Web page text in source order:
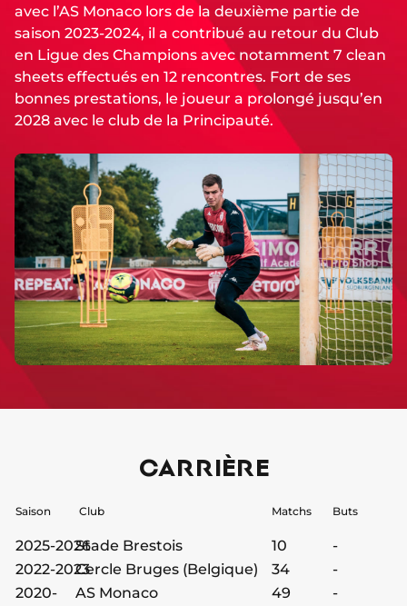
avec l’AS Monaco lors de la deuxième partie de
saison 2023-2024, il a contribué au retour du Club
en Ligue des Champions avec notamment 7 clean
sheets effectués en 12 rencontres. Fort de ses
bonnes prestations, le joueur a prolongé jusqu’en
2028 avec le club de la Principauté.
CARRIÈRE
Saison Club Matchs Buts
2025-2026Stade Brestois 10
-
2022-2023Cercle Bruges (Belgique) 34
-
2020-
AS Monaco 49
-